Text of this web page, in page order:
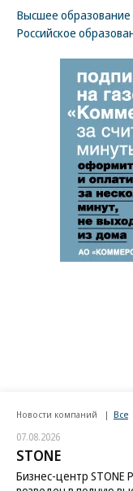
Высшее образование
Российское
Новости компаний Все
07.08.2026
STONE
Бизнес-центр STONE